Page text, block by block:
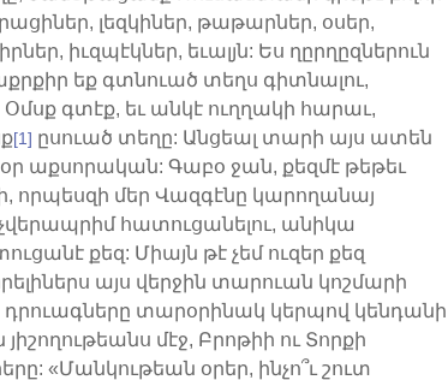
լեզկիներ, թաթարներ, օսեր,
իւզպէկներ, եւալյն: Ես ղըրղըզներուն
եք գտնուած տեղս գիտնալու,
գտէք, եւ անկէ ուղղակի հարաւ,
[1] ըսուած տեղը: Անցեալ տարի այս ատեն
աքսորական: Գաբօ ջան, քեզմէ թեթեւ
որպեսզի մեր Վազգէնը կարողանայ
հատուցանելու, անիկա
քեզ: Միայն թէ չեմ ուզեր քեզ
այս վերջին տարուան կոշմարի
դրուագները տարօրինակ կերպով կենդանի
մէջ, Բրոթիի ու Տորքի
«Մանկութեան օրեր, ինչո՞ւ շուտ